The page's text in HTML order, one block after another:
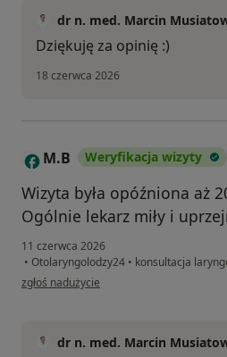
dr n. med. Marcin
Dziękuję za opinię :)
18 czerwca 2026
M M.B Weryfikacja wizyty
Wizyta była opóźniona aż
Ogólnie lekarz miły i
11 czerwca 2026
• Otolaryngolodzy24 • konsultacja
w opinii użytkownika M.B
zgłoś nadużycie
dr n. med. Marcin